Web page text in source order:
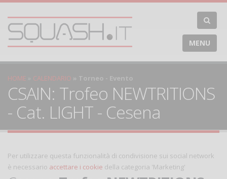
MENU
HOME CALENDARIO Torneo - Evento
CSAIN: Trofeo NEWTRITIONS
- Cat. LIGHT - Cesena
Per utilizzare questa funzionalità di condivisione sui social network
è necessario accettare i cookie della categoria 'Marketing'